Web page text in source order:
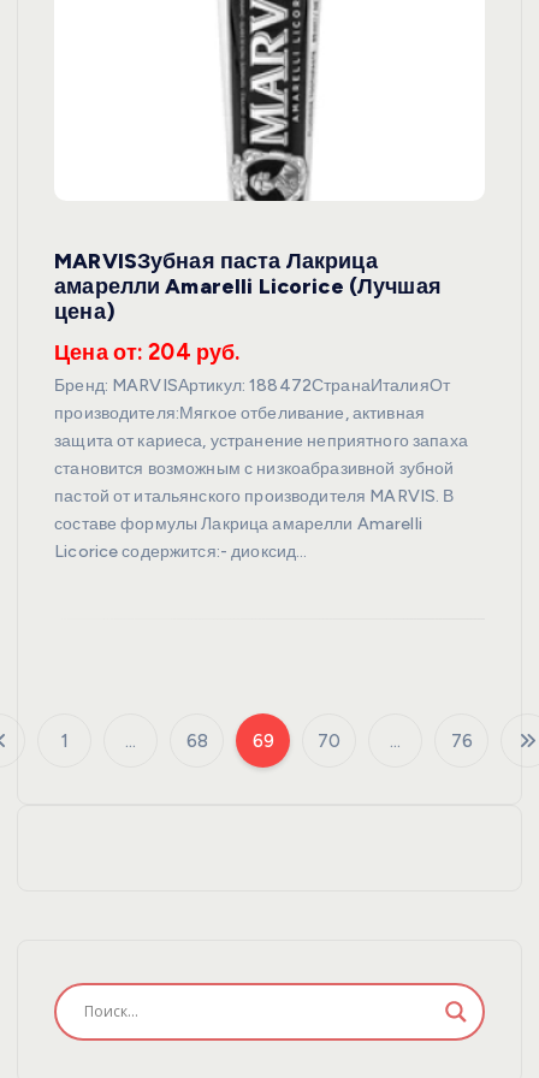
MARVISЗубная паста Лакрица
амарелли Amarelli Licorice (Лучшая
цена)
Цена от: 204 руб.
Бренд: MARVISАртикул: 188472СтранаИталияОт
производителя:Мягкое отбеливание, активная
защита от кариеса, устранение неприятного запаха
становится возможным с низкоабразивной зубной
пастой от итальянского производителя MARVIS. В
составе формулы Лакрица амарелли Amarelli
Licorice содержится:- диоксид…
П
н
1 … 68 69 70 … 76